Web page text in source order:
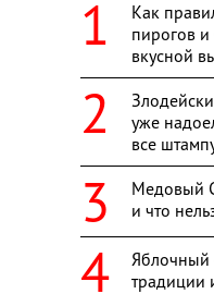
Как
пирогов и
вкусной
уже
все
Медовый
и что
Яблочный
традиции